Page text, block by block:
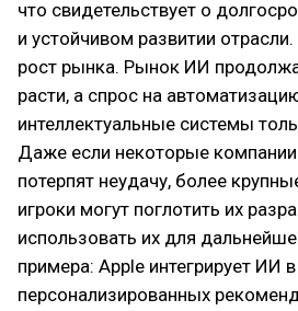
что свидетельствует о
и устойчивом развитии
рост рынка. Рынок ИИ
расти, а спрос на
интеллектуальные системы
Даже если некоторые компании
потерпят неудачу, более
игроки могут поглотить их
использовать их для
примера: Apple интегрирует ИИ
персонализированных